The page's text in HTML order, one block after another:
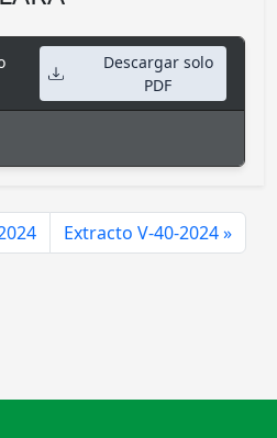
Descargar solo
PDF
Extracto V-40-2024